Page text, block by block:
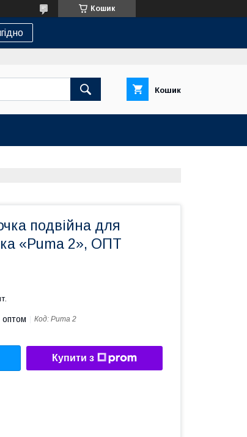
Кошик
Кошик
подвійна для
«Puma 2», ОПТ
оптом Код: Puma 2
Купити з